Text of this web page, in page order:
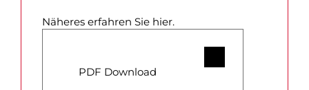
Näheres erfahren Sie hier.
PDF Download